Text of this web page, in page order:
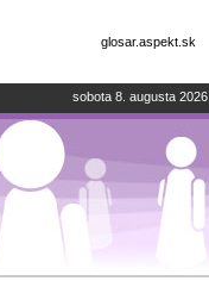
glosar.aspekt.sk
sobota 8. augusta 2026